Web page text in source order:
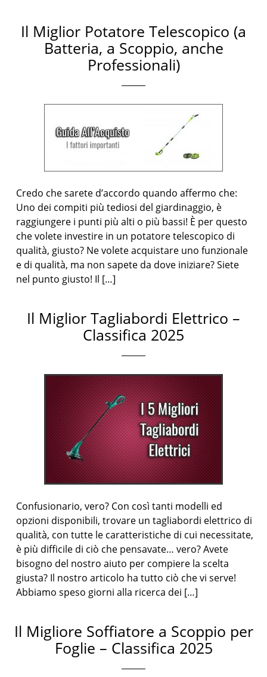
Il Miglior Potatore Telescopico (a
Batteria, a Scoppio, anche
Professionali)
Credo che sarete d’accordo quando affermo che:
Uno dei compiti più tediosi del giardinaggio, è
raggiungere i punti più alti o più bassi! È per questo
che volete investire in un potatore telescopico di
qualità, giusto? Ne volete acquistare uno funzionale
e di qualità, ma non sapete da dove iniziare? Siete
nel punto giusto! Il […]
Il Miglior Tagliabordi Elettrico –
Classifica 2025
Confusionario, vero? Con così tanti modelli ed
opzioni disponibili, trovare un tagliabordi elettrico di
qualità, con tutte le caratteristiche di cui necessitate,
è più difficile di ciò che pensavate… vero? Avete
bisogno del nostro aiuto per compiere la scelta
giusta? Il nostro articolo ha tutto ciò che vi serve!
Abbiamo speso giorni alla ricerca dei […]
Il Migliore Soffiatore a Scoppio per
Foglie – Classifica 2025